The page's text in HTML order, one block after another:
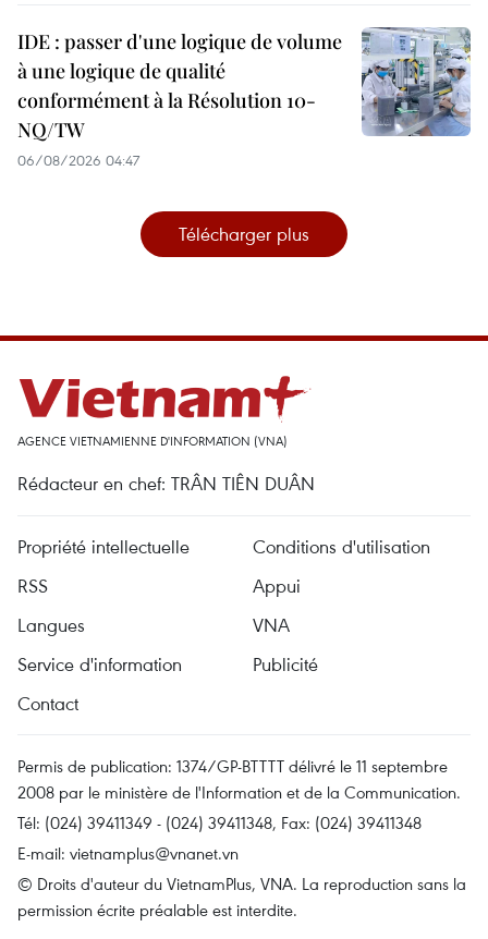
IDE : passer d'une logique de volume
à une logique de qualité
conformément à la Résolution 10-
NQ/TW
06/08/2026 04:47
Télécharger plus
AGENCE VIETNAMIENNE D'INFORMATION (VNA)
Rédacteur en chef: TRÂN TIÊN DUÂN
Propriété intellectuelle
Conditions d'utilisation
RSS
Appui
Langues
VNA
Service d'information
Publicité
Contact
Permis de publication: 1374/GP-BTTTT délivré le 11 septembre
2008 par le ministère de l'Information et de la Communication.
Tél: (024) 39411349 - (024) 39411348, Fax: (024) 39411348
E-mail: vietnamplus@vnanet.vn
© Droits d'auteur du VietnamPlus, VNA. La reproduction sans la
permission écrite préalable est interdite.